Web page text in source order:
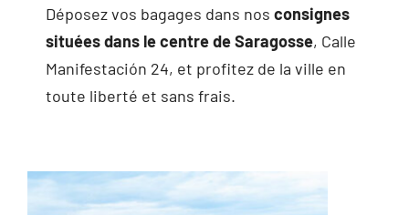
Déposez vos bagages dans nos consignes
situées dans le centre de Saragosse, Calle
Manifestación 24, et profitez de la ville en
toute liberté et sans frais.